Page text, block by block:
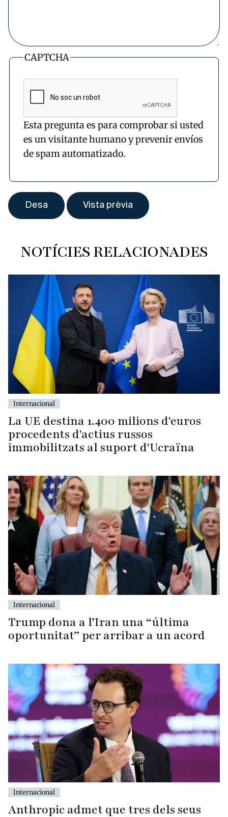
CAPTCHA
Esta pregunta es para comprobar si usted
es un visitante humano y prevenir envíos
de spam automatizado.
NOTÍCIES RELACIONADES
Internacional
La UE destina 1.400 milions d'euros
procedents d'actius russos
immobilitzats al suport d'Ucraïna
Internacional
Trump dona a l’Iran una “última
oportunitat” per arribar a un acord
Internacional
Anthropic admet que tres dels seus